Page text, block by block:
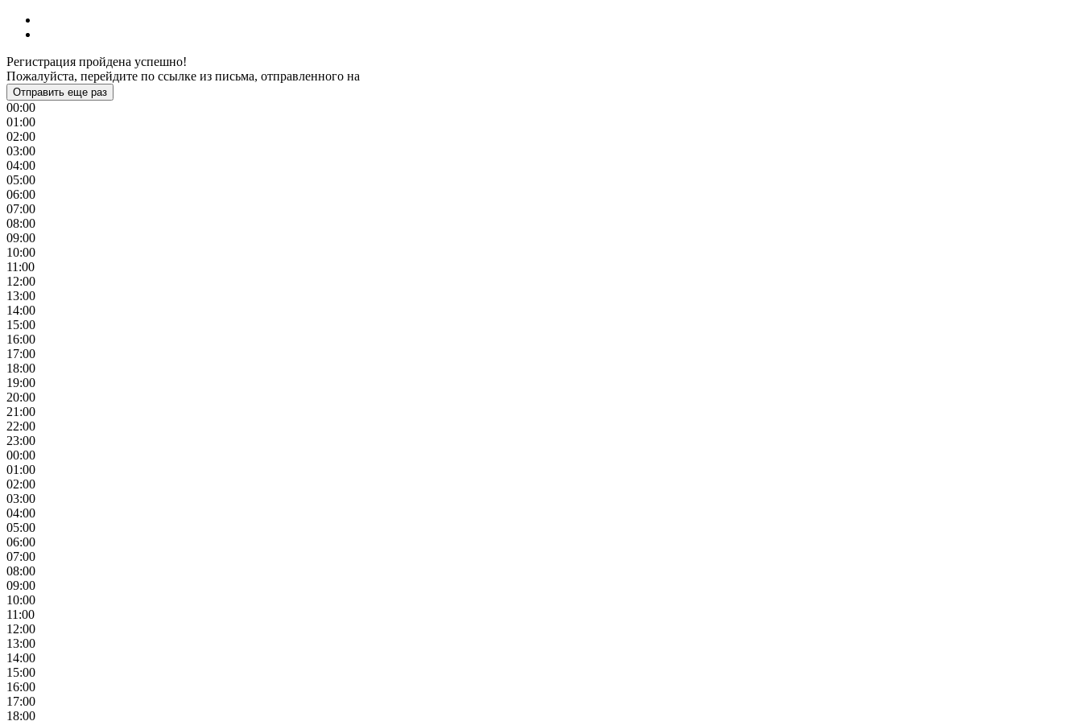
Регистрация пройдена успешно!
Пожалуйста, перейдите по ссылке из письма, отправленного на
Отправить еще раз
00:00
01:00
02:00
03:00
04:00
05:00
06:00
07:00
08:00
09:00
10:00
11:00
12:00
13:00
14:00
15:00
16:00
17:00
18:00
19:00
20:00
21:00
22:00
23:00
00:00
01:00
02:00
03:00
04:00
05:00
06:00
07:00
08:00
09:00
10:00
11:00
12:00
13:00
14:00
15:00
16:00
17:00
18:00